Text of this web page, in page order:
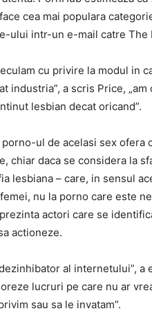
cea mai populara
ului intr-un e-mail catre The
cu privire la modul in
industria”, a scris Price,
lesbian decat oricand”.
ul de acelasi sex
chiar daca se considera la
lesbiana – care, in sensul
nu la porno care este
actori care se
actioneze.
al internetului”,
lucruri pe care nu ar
sau sa le invatam”.